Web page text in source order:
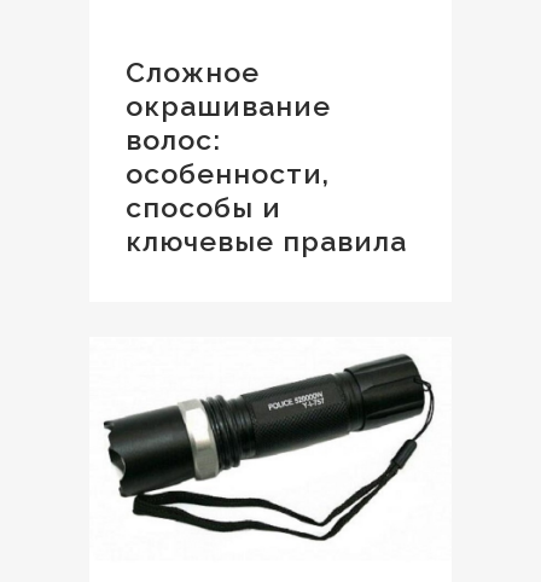
Сложное
окрашивание
волос:
особенности,
способы и
ключевые правила